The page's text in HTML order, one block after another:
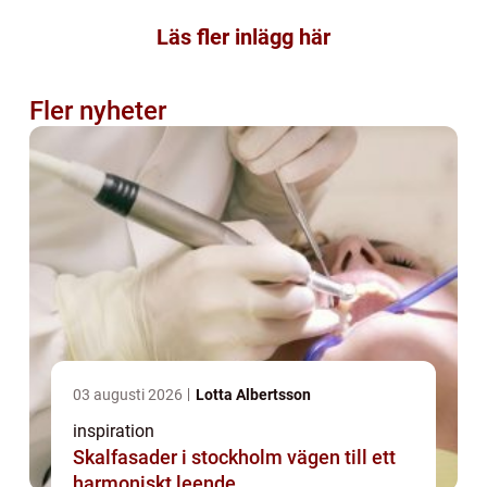
Läs fler inlägg här
Fler nyheter
03 augusti 2026 Lotta Albertsson
inspiration
Skalfasader i stockholm vägen till ett